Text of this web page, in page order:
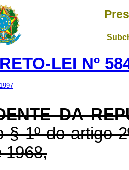
LEI Nº
DA
§ 1º do artigo
1968,